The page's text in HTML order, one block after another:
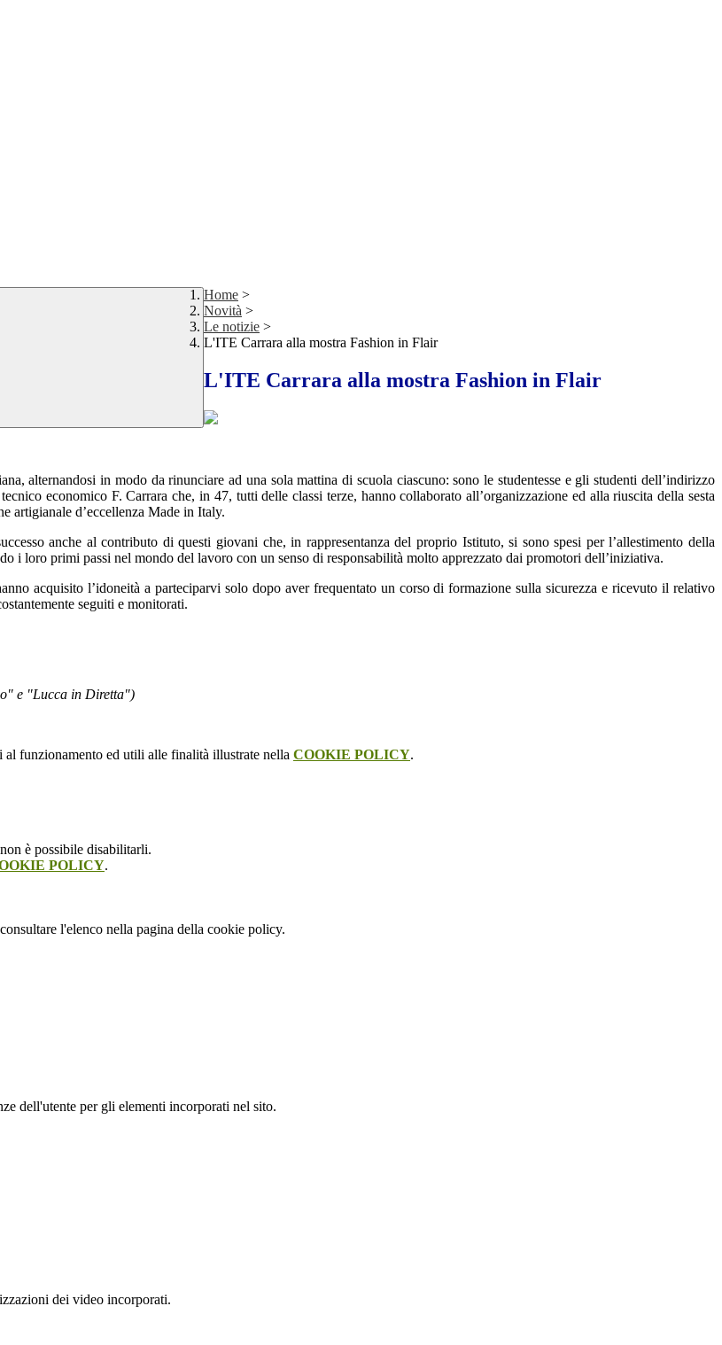
Home >
Novità >
Le notizie >
L'ITE Carrara alla mostra Fashion in Flair
L'ITE Carrara alla mostra Fashion in Flair
alternandosi in modo da rinunciare ad una sola mattina di scuola ciascuno: sono le studentesse e gli studenti dell’indirizzo
economico F. Carrara che, in 47, tutti delle classi terze, hanno collaborato all’organizzazione ed alla riuscita della sesta
artigianale d’eccellenza Made in Italy.
anche al contributo di questi giovani che, in rappresentanza del proprio Istituto, si sono spesi per l’allestimento della
i loro primi passi nel mondo del lavoro con un senso di responsabilità molto apprezzato dai promotori dell’iniziativa.
acquisito l’idoneità a parteciparvi solo dopo aver frequentato un corso di formazione sulla sicurezza e ricevuto il relativo
seguiti e monitorati.
in Diretta")
funzionamento ed utili alle finalità illustrate nella COOKIE POLICY.
è possibile disabilitarli.
POLICY.
l'elenco nella pagina della cookie policy.
dell'utente per gli elementi incorporati nel sito.
dei video incorporati.